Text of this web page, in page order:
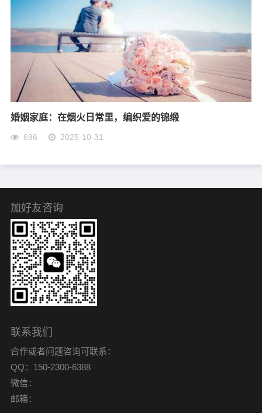
婚姻家庭：在烟火日常里，编织爱的锦缎
696 2025-10-31
加好友咨询
联系我们
合作或者问题咨询可联系：
QQ：150-2300-6388
微信：
邮箱：